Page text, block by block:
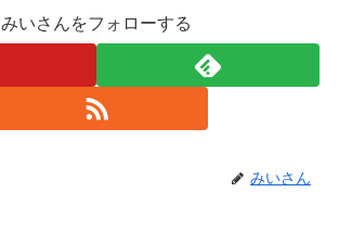
みいさんをフォローする
みいさん